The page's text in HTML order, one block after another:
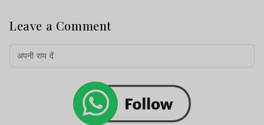
Leave a Comment